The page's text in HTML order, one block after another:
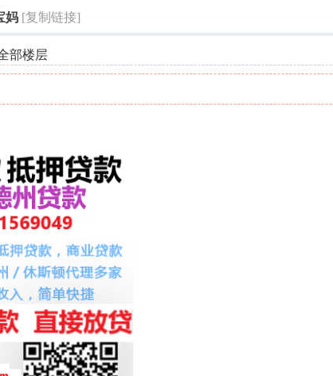
索
妈 [复制链接]
部楼层